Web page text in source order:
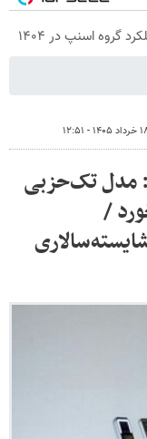
اسنپ در ۱۴۰۴
- ۱۲:۵۱
مدل تک‌حزبی
/